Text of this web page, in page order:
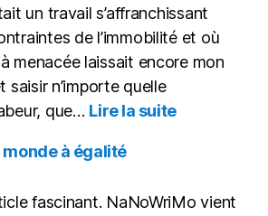
un travail s’affranchissant
de l’immobilité et où
menacée laissait encore mon
saisir n’importe quelle
que… Lire la suite:
monde à égalité
fascinant. NaNoWriMo vient